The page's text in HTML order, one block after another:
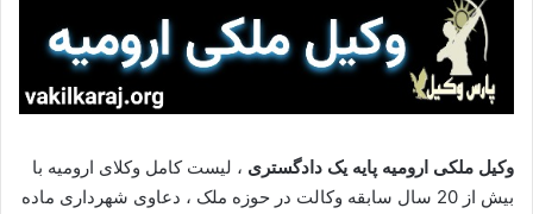
وکیل ملکی ارومیه پایه یک دادگستری ، لیست کامل وکلای ارومیه با
بیش از 20 سال سابقه وکالت در حوزه ملک ، دعاوی شهرداری ماده